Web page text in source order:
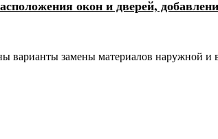
окон и дверей,
замены материалов наружной и